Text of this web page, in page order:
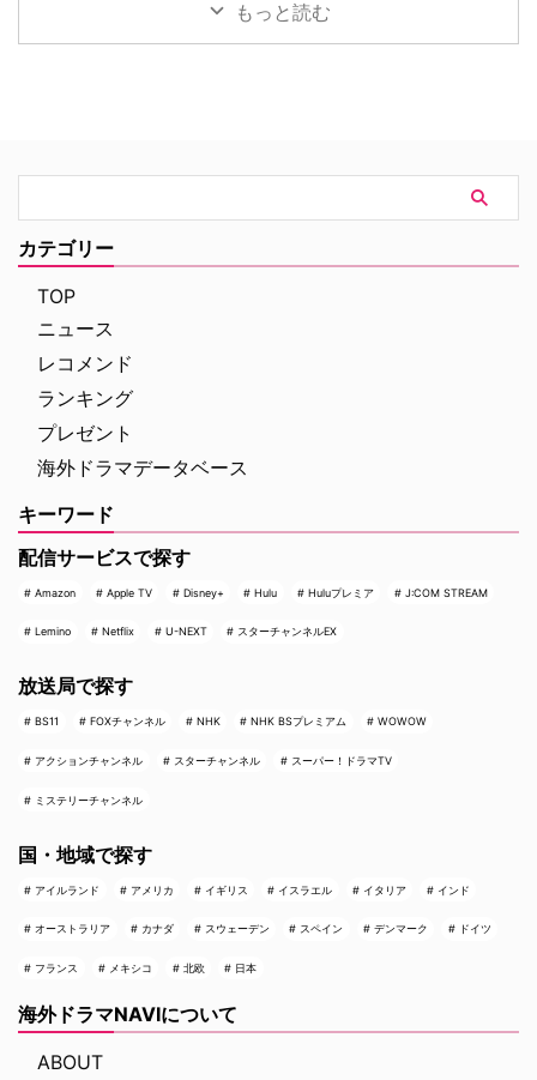
ド・ニュー・デイ』が大ヒット …
トム・ウルフのベストセラー小説
く。人種間の対立を煽って全国的
な名声を得た …
へのカルテ』 NHK BSプレミアム
4K｜毎週（木） 17：00～ イタ
ーロ ほか ≫≫『DOC（ドッ
ク）3 あすへのカルテ』詳細 海
すへのカルテ』 総合｜毎週
もっと読む
カテゴリー
TOP
ニュース
レコメンド
ランキング
プレゼント
海外ドラマデータベース
キーワード
配信サービスで探す
Amazon Apple TV Disney+ Hulu Huluプレミア J:COM STREAM
Lemino Netflix U-NEXT スターチャンネルEX
放送局で探す
BS11 FOXチャンネル NHK NHK BSプレミアム WOWOW
アクションチャンネル スターチャンネル スーパー！ドラマTV
ミステリーチャンネル
国・地域で探す
アイルランド アメリカ イギリス イスラエル イタリア インド
オーストラリア カナダ スウェーデン スペイン デンマーク ドイツ
フランス メキシコ 北欧 日本
海外ドラマNAVIについて
ABOUT